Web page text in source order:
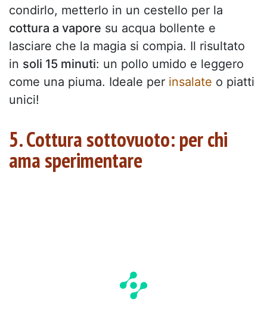
condirlo, metterlo in un cestello per la
cottura a vapore su acqua bollente e
lasciare che la magia si compia. Il risultato
in soli 15 minuti: un pollo umido e leggero
come una piuma. Ideale per insalate o piatti
unici!
5. Cottura sottovuoto: per chi
ama sperimentare